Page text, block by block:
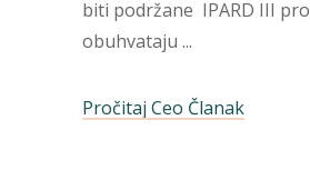
biti podržane IPARD III
obuhvataju
Pročitaj Ceo Članak